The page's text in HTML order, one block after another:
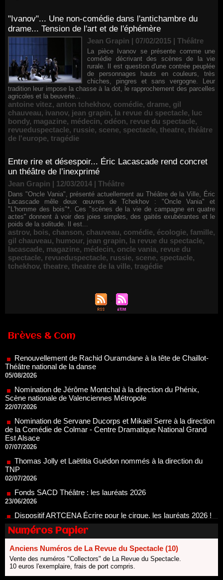
"Ivanov"... Une non-comédie dans l'antichambre du
drame... Tension de l'art et de l'éphémère
Jean Grapin | 07/02/2015 | Théâtre
La pièce Ivanov se présente comme une
comédie décrivant des scènes de la vie
rurale. Il est question d'une contrée peuplée
de personnages hauts en couleurs, très
chiches, pingres et sans vergogne. Leur
tradition leur impose la chasse à la dot, le rapprochement des parcelles
agricoles et la beuverie...
antoine vitez, anton tchekhov, comédie, drame, gil
chauveau, ivanov, jean grapin, la revue du spectacle, luc
bondy, magazine, médecin, odéon, revue du spectacle,
revueduspectacle, russie, scene, spectacle, theatre, théâtre
de l'europe, tragédie
Entre rire et désespoir... Éric Lacascade rend concret
un théâtre de l’inexprimé
Jean Grapin | 12/03/2014 | Théâtre
Dans "Oncle Vania", présenté actuellement au Théâtre de la Ville, Éric
Lacascade mêle deux œuvres de Tchekhov : "Oncle Vania" et
"L'homme des bois"*. Ces "scènes de la vie de campagne en quatre
actes" donnent à voir des joies simples, des gaités exubérantes et le
poids de la solitude. Il est...
astrov, bois, chanson, chauveau, comédie, écologie, famille,
gil chauveau, humour, jean grapin, la revue du spectacle,
lacascade, magazine, médecin, oncle vania, revue du
spectacle, revueduspectacle, russie, scene, spectacle,
tchekhov, theatre, theatre de la ville, tragédie
Brèves & Com
Théâtre national de la danse
Nomination de Jérôme Montchal à la direction du Phénix,
Scène nationale de Valenciennes Métropole
22/07/2026
Nomination de Servane Ducorps et Mikaël Serre à la direction
de la Comédie de Colmar - Centre Dramatique National Grand
Est Alsace
Thomas Jolly et Laëtitia Guédon nommés à la direction du
TNP
02/07/2026
Fonds SACD Théâtre : les lauréats 2026
23/06/2026
20/06/2026
18/06/2026
Les 10 lauréats du Fonds Grandes Formes Théâtre 2026
SACD
13/06/2026
Nomination de Nathalie Garraud et Olivier Saccomano à la
direction du Théâtre de Gennevilliers - CDN
Numéros Papier
Anciens Numéros de La Revue du Spectacle (10)
Vente des numéros "Collectors" de La Revue du Spectacle.
10 euros l'exemplaire, frais de port compris.